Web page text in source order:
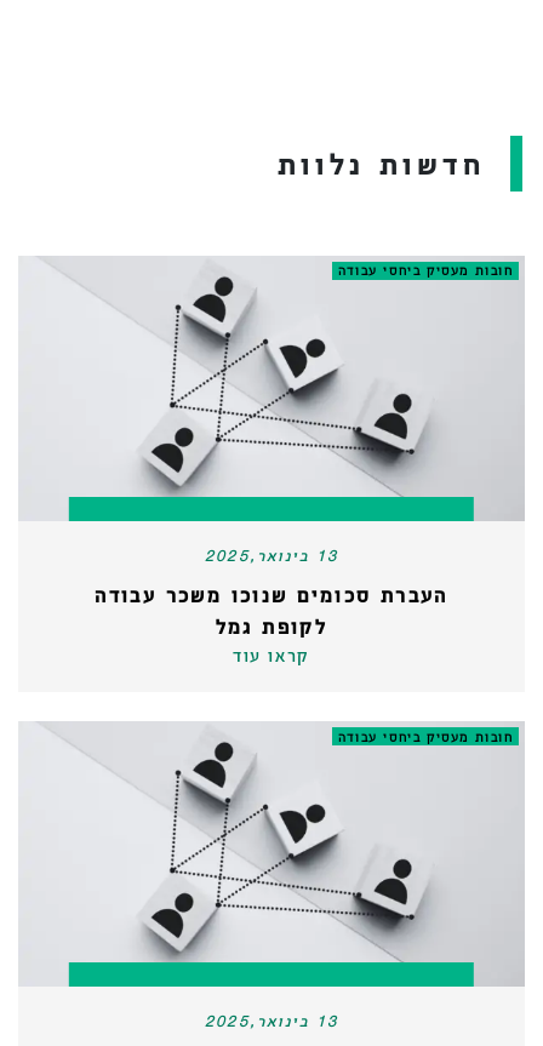
חדשות נלוות
חובות מעסיק ביחסי עבודה
13 בינואר,2025
העברת סכומים שנוכו משכר עבודה
לקופת גמל
קראו עוד
חובות מעסיק ביחסי עבודה
13 בינואר,2025